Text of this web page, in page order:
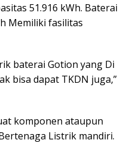
51.916 kWh. Baterai
Memiliki fasilitas
baterai Gotion yang Di
bisa dapat TKDN juga,”
komponen ataupun
Listrik mandiri.